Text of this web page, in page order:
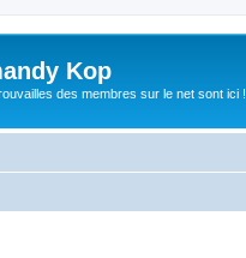
Kop
des membres sur le net sont ici !